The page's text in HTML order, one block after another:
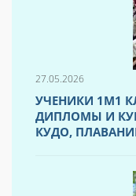
27.05.2026
УЧЕНИКИ 1М1
ДИПЛОМЫ И
КУДО,